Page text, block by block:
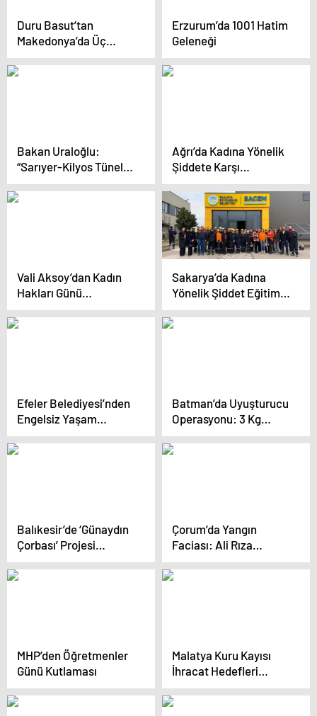
Duru Basut’tan
Makedonya’da Üç
Birincilik
Erzurum’da 1001 Hatim
Geleneği
Bakan Uraloğlu:
“Sarıyer-Kilyos Tüneli,
karayollarında tünel
açma makinesi TBM’in
Ağrı’da Kadına Yönelik
Şiddete Karşı
Farkındalık Yürüyüşü
Düzenlendi
Vali Aksoy’dan Kadın
Hakları Günü
Kutlaması
Sakarya’da Kadına
Yönelik Şiddet Eğitimi
Düzenlendi
Efeler Belediyesi’nden
Engelsiz Yaşam
Projeleri
Batman’da Uyuşturucu
Operasyonu: 3 Kg
Metamfetamin Ele
Geçirildi
Balıkesir’de ‘Günaydın
Çorbası’ Projesi
Başarıyla Devam
Ediyor
Çorum’da Yangın
Faciası: Ali Rıza
Gülbahçe Hayatını
Kaybetti
MHP’den Öğretmenler
Günü Kutlaması
Malatya Kuru Kayısı
İhracat Hedefleri
Artıyor